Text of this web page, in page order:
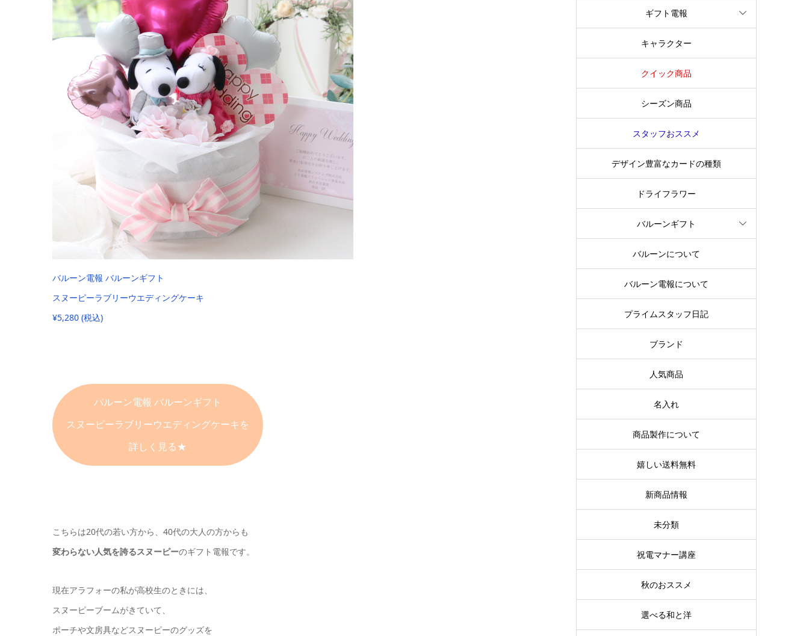
バルーン電報 バルーンギフト
スヌーピーラブリーウエディングケーキ
¥5,280 (税込)
バルーン電報 バルーンギフト
スヌーピーラブリーウエディングケーキを
詳しく見る★
こちらは20代の若い方から、40代の大人の方からも
変わらない人気を誇るスヌーピーのギフト電報です。
現在アラフォーの私が高校生のときには、
スヌーピーブームがきていて、
ポーチや文房具などスヌーピーのグッズを
ギフト電報
キャラクター
クイック商品
シーズン商品
スタッフおススメ
デザイン豊富なカードの種類
ドライフラワー
バルーンギフト
バルーンについて
バルーン電報について
プライムスタッフ日記
ブランド
人気商品
名入れ
商品製作について
嬉しい送料無料
新商品情報
未分類
祝電マナー講座
秋のおススメ
選べる和と洋